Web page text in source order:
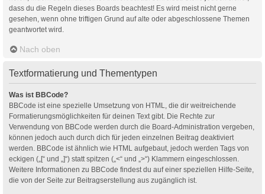
dass du die Regeln dieses Boards beachtest! Es wird meist nicht gerne
gesehen, wenn ohne triftigen Grund auf alte oder abgeschlossene Themen
geantwortet wird.
Nach oben
Textformatierung und Thementypen
Was ist BBCode?
BBCode ist eine spezielle Umsetzung von HTML, die dir weitreichende
Formatierungsmöglichkeiten für deinen Text gibt. Die Rechte zur
Verwendung von BBCode werden durch die Board-Administration vergeben,
können jedoch auch durch dich für jeden einzelnen Beitrag deaktiviert
werden. BBCode ist ähnlich wie HTML aufgebaut, jedoch werden Tags von
eckigen („[“ und „]“) statt spitzen („<“ und „>“) Klammern eingeschlossen.
Weitere Informationen zu BBCode findest du auf einer speziellen Hilfe-Seite,
die von der Seite zur Beitragserstellung aus zugänglich ist.